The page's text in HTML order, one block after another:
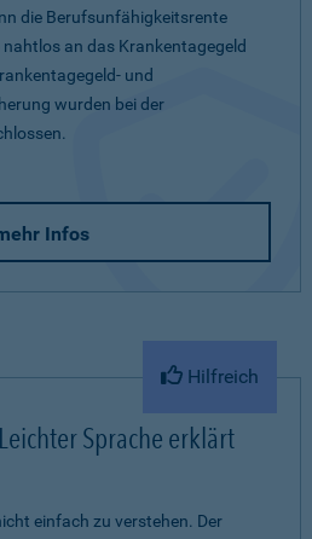
die Berufsunfähigkeitsrente
an das Krankentagegeld
und
wurden bei der
Infos
Hilfreich
Sprache erklärt
einfach zu verstehen. Der